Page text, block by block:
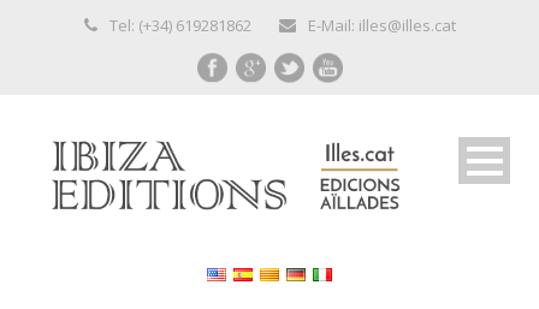
Tel: (+34) 619281862 E-Mail: illes@illes.cat